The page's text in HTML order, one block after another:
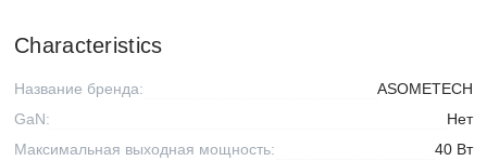
Characteristics
Название бренда:
ASOMETECH
GaN:
Нет
Максимальная выходная мощность:
40 Вт